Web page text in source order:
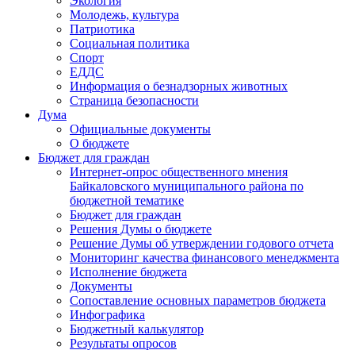
Молодежь, культура
Патриотика
Социальная политика
Спорт
ЕДДС
Информация о безнадзорных животных
Страница безопасности
Дума
Официальные документы
О бюджете
Бюджет для граждан
Интернет-опрос общественного мнения
Байкаловского муниципального района по
бюджетной тематике
Бюджет для граждан
Решения Думы о бюджете
Решение Думы об утверждении годового отчета
Мониторинг качества финансового менеджмента
Исполнение бюджета
Документы
Сопоставление основных параметров бюджета
Инфографика
Бюджетный калькулятор
Результаты опросов